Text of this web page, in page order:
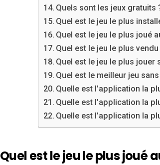
Quels sont les jeux gratuits
Quel est le jeu le plus
Quel est le jeu le plus joué
Quel est le jeu le plus
Quel est le jeu le plus jouer
Quel est le meilleur jeu
Quelle est l’application la
Quelle est l’application la
Quelle est l’application la
Quel est le jeu le plus joué